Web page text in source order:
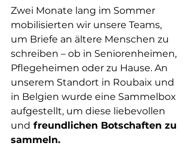
Zwei Monate lang im Sommer
mobilisierten wir unsere Teams,
um Briefe an ältere Menschen zu
schreiben – ob in Seniorenheimen,
Pflegeheimen oder zu Hause. An
unserem Standort in Roubaix und
in Belgien wurde eine Sammelbox
aufgestellt, um diese liebevollen
und freundlichen Botschaften zu
sammeln.